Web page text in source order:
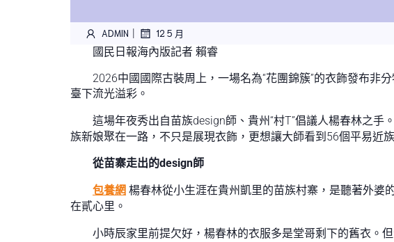
ADMIN | 12 5 月
國民日報海內版記者 賴睿
2026中國國際古裝周上，一場名為“花團錦簇”的衣飾發布
臺下流光溢彩。
這場年夜秀出自苗族design師、貴州“村T”倡議人楊春林之
族新娘聚在一路，不只是展現衣飾，更想讓大師看到56個平易近
從苗寨走出的design師
包養網 楊春林從小生涯在貴州凱里的苗族村寨，是聽著外婆
在貳心里。
小時辰家里前提欠好，楊春林的衣服多是堂哥剩下的舊衣。